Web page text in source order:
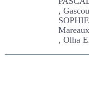
Bernos
SOPHIE,
M. ,